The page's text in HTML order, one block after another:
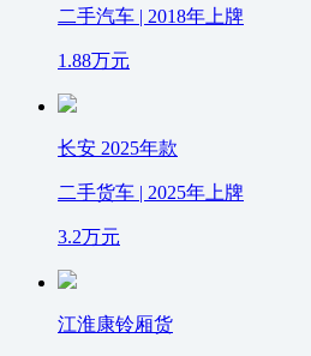
二手汽车 | 2018年上牌
1.88万元
长安 2025年款
二手货车 | 2025年上牌
3.2万元
江淮康铃厢货